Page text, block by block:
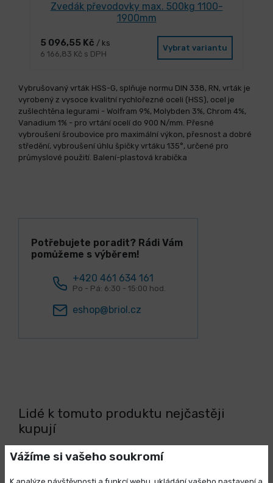
Zvedák převodovky max. 500kg 1100-
1900mm
5 096,55 Kč / ks
6 166,83 Kč s DPH
Vybrat variantu
Vybrušovaný vrták HSS-G, splňuje normu DIN 338, RN, vrták je
vyrobený z vysoce kvalitní rychlořezné oceli (HSS), ocel je
zušlechtěna legurami - Wolfram 9%, Molybden 3%, Chrom 4%,
Vanadium 1% - pro vrtání ocelí do 900 N/mm. Přesné
vybroušení šroubovice pro maximální výkon, přesnost a dobré
středění, vybroušení úhlu špičky vrtáku 135°, určené pro
průmyslové použití. Balení-plastová krabička
Potřebujete poradit? Rádi Vám
pomůžeme s výběrem!
+420 461 634 161
Po - Pá: 6:30 - 15:00 hod.
eshop@briol.cz
Lidé k tomuto produktu nejčastěji
kupují
Vážíme si vašeho soukromí
K analýze návštěvnosti a funkcí webu, ukládání vašeho nastavení a